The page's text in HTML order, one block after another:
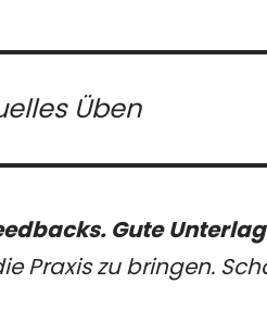
Üben
Gute
Praxis zu bringen.